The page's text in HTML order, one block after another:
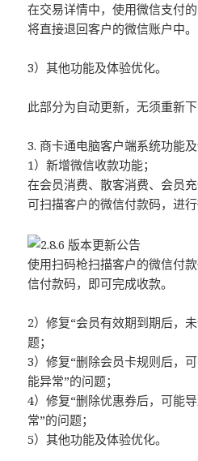
在交易详情中，使用微信支付
将直接退回客户的微信账户中。
3）其他功能及体验优化。
此部分为自动更新，无须重新下
3. 商卡通电脑客户端系统功能及
1）新增微信收款功能；
在会员消费、散客消费、会员
可扫描客户的微信付款码，进行
使用扫码枪扫描客户的微信付
信付款码，即可完成收款。
2）修复“会员有效期到期后，
题；
3）修复“删除会员卡规则后，
能异常”的问题；
4）修复“删除优惠券后，可能
常”的问题；
5）其他功能及体验优化。